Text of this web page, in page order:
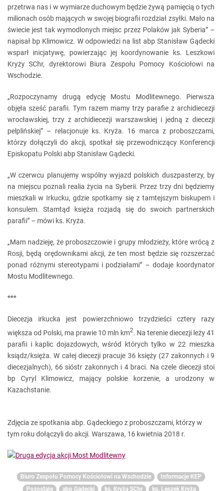
przetrwa nas i w wymiarze duchowym będzie żywą pamięcią o tych
milionach osób mających w swojej biografii rozdział zsyłki. Mało na
świecie jest tak wymodlonych miejsc przez Polaków jak Syberia” –
napisał bp Klimowicz. W odpowiedzi na list abp Stanisław Gądecki
wsparł inicjatywę, powierzając jej koordynowanie ks. Leszkowi
Kryży SChr, dyrektorowi Biura Zespołu Pomocy Kościołowi na
Wschodzie.
„Rozpoczynamy drugą edycję Mostu Modlitewnego. Pierwsza
objęła sześć parafii. Tym razem mamy trzy parafie z archidiecezji
wrocławskiej, trzy z archidiecezji warszawskiej i jedną z diecezji
pelplińskiej” – relacjonuje ks. Kryża. 16 marca z proboszczami,
którzy dołączyli do akcji, spotkał się przewodniczący Konferencji
Episkopatu Polski abp Stanisław Gądecki.
„W czerwcu planujemy wspólny wyjazd polskich duszpasterzy, by
na miejscu poznali realia życia na Syberii. Przez trzy dni będziemy
mieszkali w Irkucku, gdzie spotkamy się z tamtejszym biskupem i
konsulem. Stamtąd księża rozjadą się do swoich partnerskich
parafii” – mówi ks. Kryża.
„Mam nadzieję, że proboszczowie i grupy młodzieży, które wrócą z
Rosji, będą orędownikami akcji, że ten most będzie się rozszerzać
ponad różnymi stereotypami i podziałami” – dodaje koordynator
Mostu Modlitewnego.
***
Diecezja irkucka jest powierzchniowo trzydzieści cztery razy
większa od Polski, ma prawie 10 mln km2. Na terenie diecezji leży 41
parafii i kaplic dojazdowych, wśród których tylko w 22 mieszka
ksiądz/księża. W całej diecezji pracuje 36 księży (27 zakonnych i 9
diecezjalnych), 66 sióstr zakonnych i 4 braci. Na czele diecezji stoi
bp Cyryl Klimowicz, mający polskie korzenie, a urodzony w
Kazachstanie.
Zdjęcia ze spotkania abp. Gądeckiego z proboszczami, którzy w
tym roku dołączyli do akcji. Warszawa, 16 kwietnia 2018 r.
Biuro Zespołu Pomocy Kościołowi na Wschodzie
Informacje KEP
Pozostałe
abp Gądecki ks. Kryża SChr ks. Leszek Kryża